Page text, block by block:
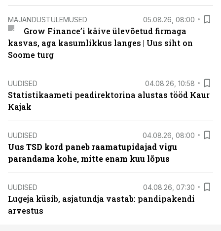
MAJANDUSTULEMUSED 05.08.26, 08:00
Grow Finance’i käive ülevõetud firmaga
kasvas, aga kasumlikkus langes | Uus siht on
Soome turg
UUDISED 04.08.26, 10:58
Statistikaameti peadirektorina alustas tööd Kaur
Kajak
UUDISED 04.08.26, 08:00
Uus TSD kord paneb raamatupidajad vigu
parandama kohe, mitte enam kuu lõpus
UUDISED 04.08.26, 07:30
Lugeja küsib, asjatundja vastab: pandipakendi
arvestus